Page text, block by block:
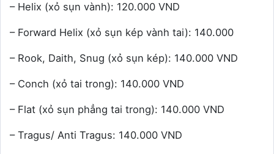
– Helix (xỏ sụn vành): 120.000 VND
– Forward Helix (xỏ sụn kép vành tai): 140.000
– Rook, Daith, Snug (xỏ sụn kép): 140.000 VND
– Conch (xỏ tai trong): 140.000 VND
– Flat (xỏ sụn phẳng tai trong): 140.000 VND
– Tragus/ Anti Tragus: 140.000 VND